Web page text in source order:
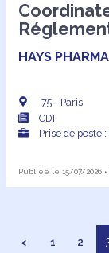
HAYS PHARMA
75 - Paris
CDI
Prise de
Publiée le 15/07/2026
< 1 2